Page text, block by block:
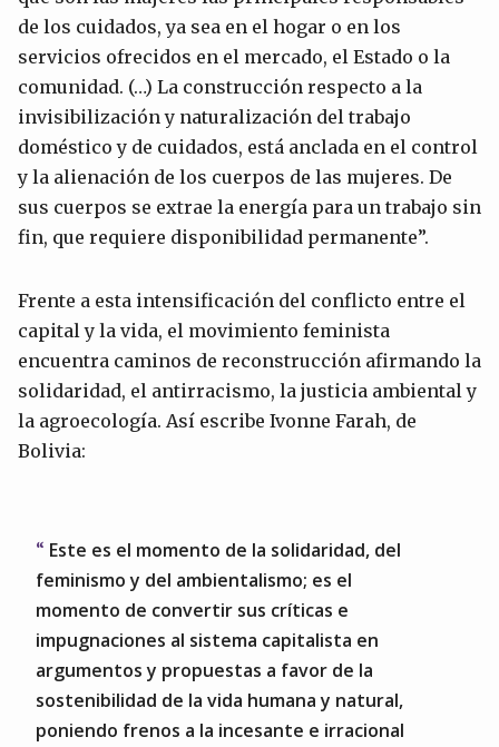
de los cuidados, ya sea en el hogar o en los
servicios ofrecidos en el mercado, el Estado o la
comunidad. (…) La construcción respecto a la
invisibilización y naturalización del trabajo
doméstico y de cuidados, está anclada en el control
y la alienación de los cuerpos de las mujeres. De
sus cuerpos se extrae la energía para un trabajo sin
fin, que requiere disponibilidad permanente”.
Frente a esta intensificación del conflicto entre el
capital y la vida, el movimiento feminista
encuentra caminos de reconstrucción afirmando la
solidaridad, el antirracismo, la justicia ambiental y
la agroecología. Así escribe Ivonne Farah, de
Bolivia:
Este es el momento de la solidaridad, del
feminismo y del ambientalismo; es el
momento de convertir sus críticas e
impugnaciones al sistema capitalista en
argumentos y propuestas a favor de la
sostenibilidad de la vida humana y natural,
poniendo frenos a la incesante e irracional